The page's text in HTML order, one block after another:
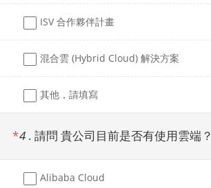
ISV 合作夥伴計畫
混合雲 (Hybrid Cloud) 解決方案
其他，請填寫
*4 . 請問 貴公司目前是否有使用雲端？
Alibaba Cloud